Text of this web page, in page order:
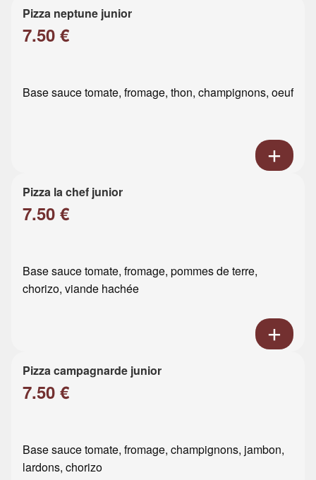
Pizza neptune junior
7.50 €
Base sauce tomate, fromage, thon, champignons, oeuf
Pizza la chef junior
7.50 €
Base sauce tomate, fromage, pommes de terre,
chorizo, viande hachée
Pizza campagnarde junior
7.50 €
Base sauce tomate, fromage, champignons, jambon,
lardons, chorizo